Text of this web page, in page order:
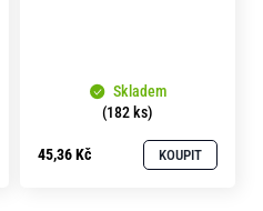
Skladem
(182 ks)
45,36 Kč KOUPIT